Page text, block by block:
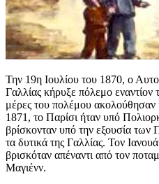
Την 19η Ιουλίου του 1870, ο
Γαλλίας κήρυξε πόλεμο
μέρες του πολέμου ακολούθησαν
1871, το Παρίσι ήταν υπό
βρίσκονταν υπό την εξουσία
τα δυτικά της Γαλλίας. Τον
βρισκόταν απέναντι από τον
Μαγιένν.